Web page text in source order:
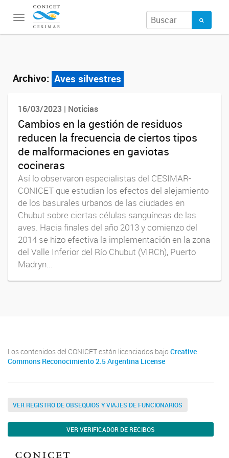
Toggle
navigation
Archivo: Aves silvestres
16/03/2023 | Noticias
Cambios en la gestión de residuos
reducen la frecuencia de ciertos tipos
de malformaciones en gaviotas
cocineras
Así lo observaron especialistas del CESIMAR-
CONICET que estudian los efectos del alejamiento
de los basurales urbanos de las ciudades en
Chubut sobre ciertas células sanguíneas de las
aves. Hacia finales del año 2013 y comienzo del
2014 se hizo efectiva la implementación en la zona
del Valle Inferior del Río Chubut (VIRCh), Puerto
Madryn...
Los contenidos del CONICET están licenciados bajo Creative
Commons Reconocimiento 2.5 Argentina License
VER REGISTRO DE OBSEQUIOS Y VIAJES DE FUNCIONARIOS
VER VERIFICADOR DE RECIBOS